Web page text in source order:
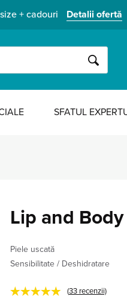
+ cadouri Detalii ofertă
CAUTĂ
SFATUL
Lip and
Piele uscată
Sensibilitate / Deshidratare
★★★★★ (33 recenzii)